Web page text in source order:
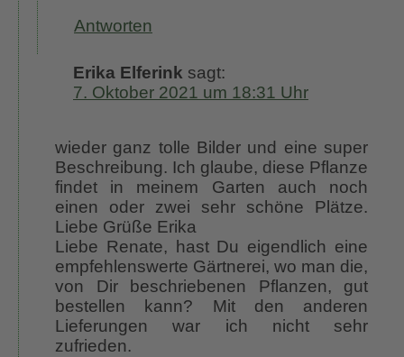
Antworten
Erika Elferink sagt:
7. Oktober 2021 um 18:31 Uhr
wieder ganz tolle Bilder und eine super
Beschreibung. Ich glaube, diese Pflanze
findet in meinem Garten auch noch
einen oder zwei sehr schöne Plätze.
Liebe Grüße Erika
Liebe Renate, hast Du eigendlich eine
empfehlenswerte Gärtnerei, wo man die,
von Dir beschriebenen Pflanzen, gut
bestellen kann? Mit den anderen
Lieferungen war ich nicht sehr
zufrieden.